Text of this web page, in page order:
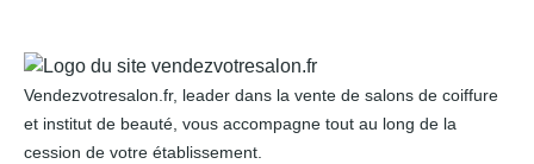
Vendezvotresalon.fr, leader dans la vente de salons de coiffure
et institut de beauté, vous accompagne tout au long de la
cession de votre établissement.